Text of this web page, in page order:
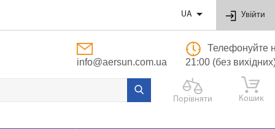
UA  Увійти
info@aersun.com.ua
Телефонуйте
21:00 (без
Порівняти Кошик